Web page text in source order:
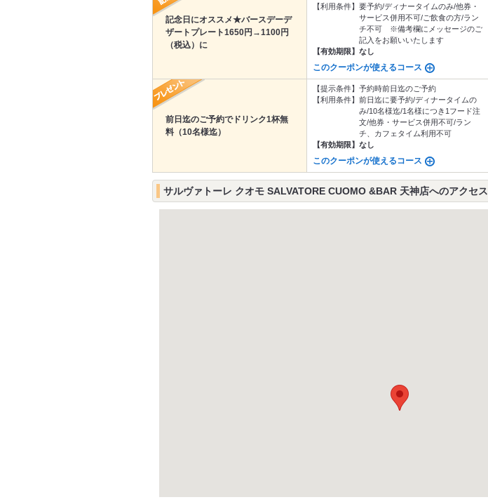
記念日にオススメ★バースデーデ
ザートプレート1650円→1100円
（税込）に
【利用条件】 要予約/ディナータイムのみ/他券・
サービス併用不可/ご飲食の方/ラン
チ不可 ※備考欄にメッセージのご
記入をお願いいたします
【有効期限】 なし
このクーポンが使えるコース
前日迄のご予約でドリンク1杯無
料（10名様迄）
【提示条件】 予約時前日迄のご予約
【利用条件】 前日迄に要予約/ディナータイムの
み/10名様迄/1名様につき1フード注
文/他券・サービス併用不可/ラン
チ、カフェタイム利用不可
【有効期限】 なし
このクーポンが使えるコース
サルヴァトーレ クオモ SALVATORE CUOMO &BAR 天神店へのアクセス